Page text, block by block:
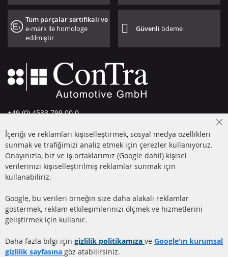
Tüm parçalar sertifikalı ve
e-mark ile homologe
edilmiştir
Güvenliödeme
+49 (0) 4533 799 00 0
info@contra-automotive.de
facebook
instagram
HIZLI LİNKLER
(DPF)
DİZEL PARTİKÜL FİLTRESİ
KATALİZÖR (KAT)
MÜŞTERİ
Hakkımızda
Gönderim ücreti
İçeriği ve reklamları kişiselleştirmek, sosyal medya özellikleri
sunmak ve trafiğimizi analiz etmek için çerezler kullanıyoruz.
Onayınızla, biz ve iş ortaklarımız (Google dahil) kişisel
verilerinizi kişiselleştirilmiş reklamlar sunmak için
kullanabiliriz.
Google, bu verileri örneğin size daha alakalı reklamlar
göstermek, reklam etkileşimlerinizi ölçmek ve hizmetlerini
geliştirmek için kullanır.
Daha fazla bilgi için gizlilik politikamıza ve Google'ın kurumsal
gizlilik sayfasına göz atabilirsiniz.